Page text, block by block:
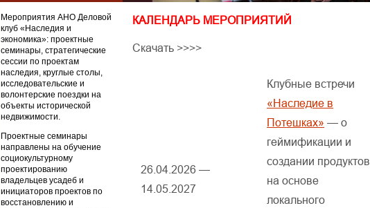
Мероприятия АНО Деловой
клуб «Наследия и
экономика»: проектные
семинары, стратегические
сессии по проектам
наследия, круглые столы,
исследовательские и
волонтерские поездки на
объекты исторической
недвижимости.
Проектные семинары
направлены на обучение
социокультурному
проектированию
владельцев усадеб и
инициаторов проектов по
восстановлению и
КАЛЕНДАРЬ МЕРОПРИЯТИЙ
Скачать >>>>
26.04.2026 —
14.05.2027
Клубные встречи
«Наследие в
Потешках» — о
геймификации и
создании продуктов
на основе
локального